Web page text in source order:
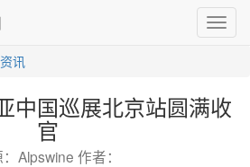
切
换
讯
中国巡展北京站圆满收
官
Alpswine 作者：